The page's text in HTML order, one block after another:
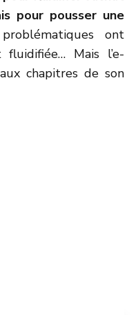
pour pousser une
ont
fluidifiée… Mais l’e-
chapitres de son